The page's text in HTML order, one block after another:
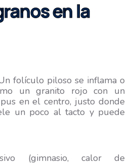
en la
folículo piloso se inflama o
un granito rojo con un
en el centro, justo donde
un poco al tacto y puede
(gimnasio, calor de